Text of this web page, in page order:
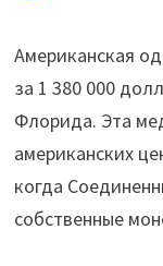
Американская
за 1 380 000
Флорида. Эта
американских
когда
собственные